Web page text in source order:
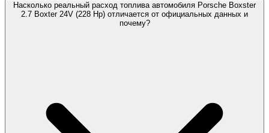
Насколько реальный расход топлива автомобиля Porsche Boxster
2.7 Boxter 24V (228 Hp) отличается от официальных данных и
почему?